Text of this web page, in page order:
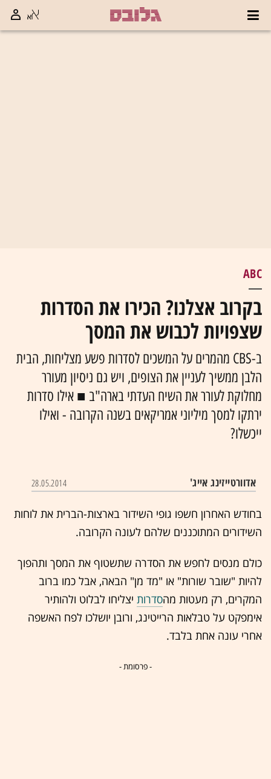
ABC
בקרוב אצלנו? הכירו את הסדרות
שצפויות לכבוש את המסך
ב-CBS מהמרים על המשכים לסדרות פשע מצליחות, הבית
הלבן ממשיך לעניין את הצופים, ויש גם ניסיון מעורר
מחלוקת לעורר את השיח העדתי בארה"ב ■ אילו סדרות
ירתקו למסך מיליוני אמריקאים בשנה הקרובה - ואילו
ייכשלו?
אדוורטייזינג אייג' 28.05.2014
בחודש האחרון חשפו גופי השידור בארצות-הברית את לוחות
השידורים המתוכננים שלהם לעונה הקרובה.
כולם מנסים לחפש את הסדרה שתשטוף את המסך ותהפוך
להיות "שובר שורות" או "מד מן" הבאה, אבל כמו ברוב
המקרים, רק מעטות מהסדרות יצליחו לבלוט ולהותיר
אימפקט על טבלאות הרייטינג, ורובן יושלכו לפח האשפה
אחרי עונה אחת בלבד.
- פרסומת -